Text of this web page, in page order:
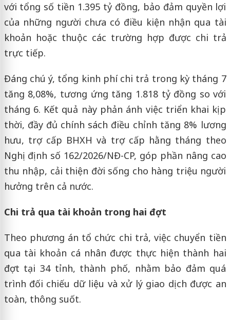
với tổng số tiền 1.395 tỷ đồng, bảo đảm quyền lợi
của những người chưa có điều kiện nhận qua tài
khoản hoặc thuộc các trường hợp được chi trả
trực tiếp.
Đáng chú ý, tổng kinh phí chi trả trong kỳ tháng 7
tăng 8,08%, tương ứng tăng 1.818 tỷ đồng so với
tháng 6. Kết quả này phản ánh việc triển khai kịp
thời, đầy đủ chính sách điều chỉnh tăng 8% lương
hưu, trợ cấp BHXH và trợ cấp hằng tháng theo
Nghị định số 162/2026/NĐ-CP, góp phần nâng cao
thu nhập, cải thiện đời sống cho hàng triệu người
hưởng trên cả nước.
Chi trả qua tài khoản trong hai đợt
Theo phương án tổ chức chi trả, việc chuyển tiền
qua tài khoản cá nhân được thực hiện thành hai
đợt tại 34 tỉnh, thành phố, nhằm bảo đảm quá
trình đối chiếu dữ liệu và xử lý giao dịch được an
toàn, thông suốt.